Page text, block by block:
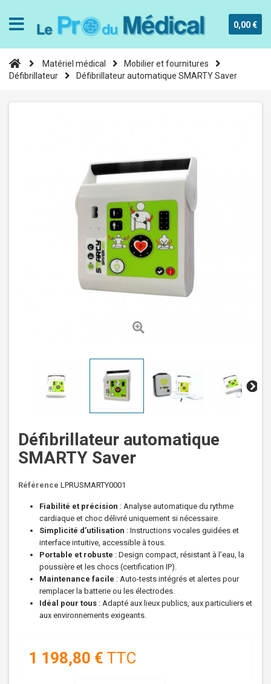
0,00 €
Matériel médical
Mobilier et fournitures
Défibrillateur
Défibrillateur automatique SMARTY Saver
Défibrillateur automatique
SMARTY Saver
Référence LPRUSMARTY0001
Fiabilité et précision : Analyse automatique du rythme
cardiaque et choc délivré uniquement si nécessaire.
Simplicité d’utilisation : Instructions vocales guidées et
interface intuitive, accessible à tous.
Portable et robuste : Design compact, résistant à l’eau, la
poussière et les chocs (certification IP).
Maintenance facile : Auto-tests intégrés et alertes pour
remplacer la batterie ou les électrodes.
Idéal pour tous : Adapté aux lieux publics, aux particuliers et
aux environnements exigeants.
1 198,80 € TTC